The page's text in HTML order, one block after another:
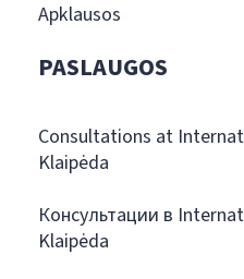
Apklausos
PASLAUGOS
Consultations at
Klaipėda
Консультации в
Klaipėda